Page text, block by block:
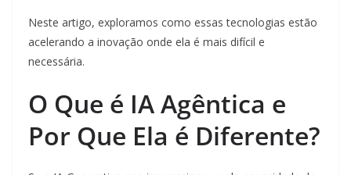
Neste artigo, exploramos como essas tecnologias estão
acelerando a inovação onde ela é mais difícil e
necessária.
O Que é IA Agêntica e
Por Que Ela é Diferente?